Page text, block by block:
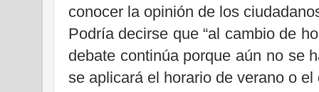
conocer la opinión de los
Podría decirse que “al cambio de
debate continúa porque aún no se
se aplicará el horario de verano o